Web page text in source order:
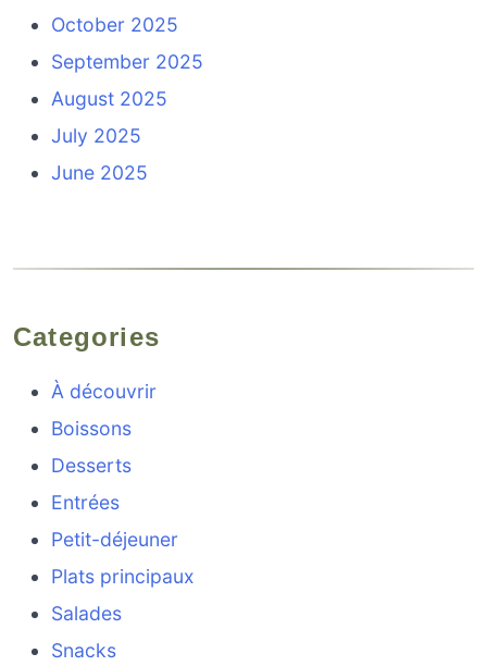
October 2025
September 2025
August 2025
July 2025
June 2025
Categories
À découvrir
Boissons
Desserts
Entrées
Petit-déjeuner
Plats principaux
Salades
Snacks